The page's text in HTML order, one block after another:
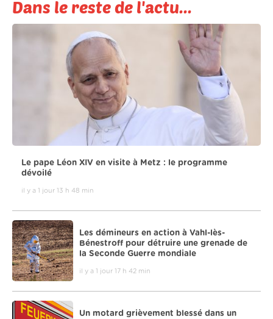
Dans le reste de l'actu...
Le pape Léon XIV en visite à Metz : le programme
dévoilé
il y a 1 jour 13 h 48 min
Les démineurs en action à Vahl-lès-
Bénestroff pour détruire une grenade de
la Seconde Guerre mondiale
il y a 1 jour 17 h 42 min
Un motard grièvement blessé dans un